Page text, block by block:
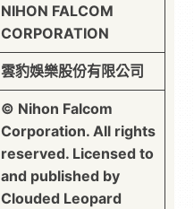
NIHON FALCOM
CORPORATION
雲豹娛樂股份有限公司
© Nihon Falcom
Corporation. All rights
reserved. Licensed to
and published by
Clouded Leopard